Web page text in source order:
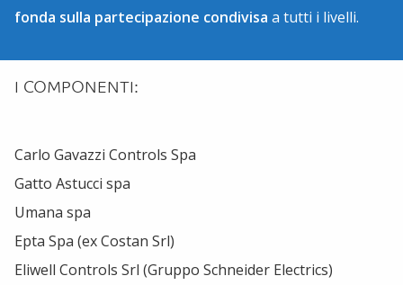
fonda sulla partecipazione condivisa a tutti i livelli.
I COMPONENTI:
Carlo Gavazzi Controls Spa
Gatto Astucci spa
Umana spa
Epta Spa (ex Costan Srl)
Eliwell Controls Srl (Gruppo Schneider Electrics)